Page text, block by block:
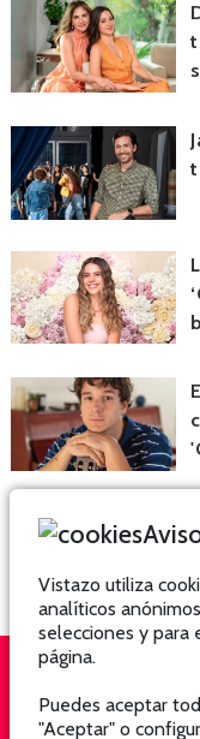
QUIÉNES SOMOS
Vistazo utiliza
analíticos
selecciones y para
página.
Puedes aceptar
"Aceptar" o